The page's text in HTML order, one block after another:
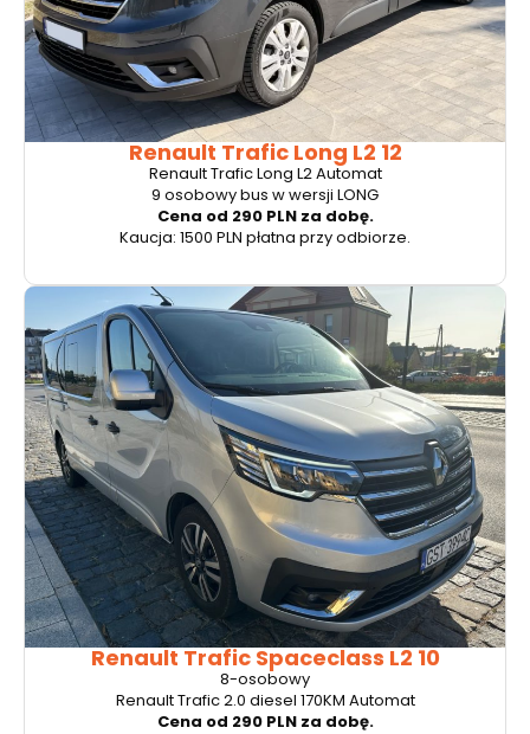
Renault Trafic Long L2 12
Renault Trafic Long L2 Automat
9 osobowy bus w wersji LONG
Cena od 290 PLN za dobę.
Kaucja: 1500 PLN płatna przy odbiorze.
Renault Trafic Spaceclass L2 10
8-osobowy
Renault Trafic 2.0 diesel 170KM Automat
Cena od 290 PLN za dobę.